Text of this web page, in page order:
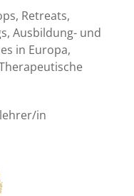
Retreats,
Ausbildung- und
in Europa,
in